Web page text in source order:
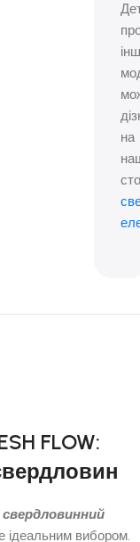
на
FLOW:
свердловинний
ідеальним вибором.